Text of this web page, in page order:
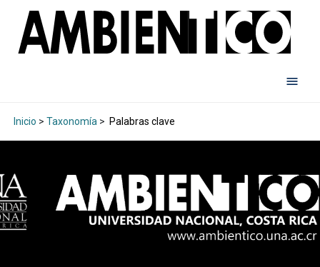
Inicio > Taxonomía > Palabras clave